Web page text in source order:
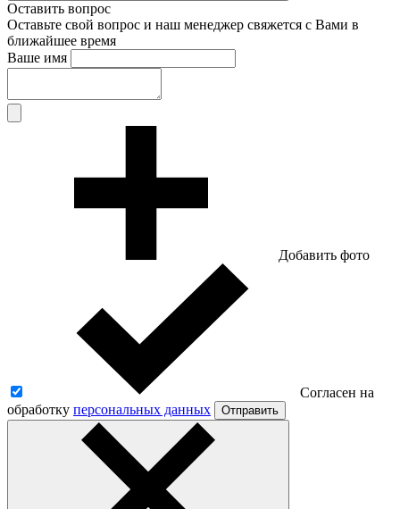
Оставить вопрос
Оставьте свой вопрос и наш менеджер свяжется с Вами в
ближайшее время
Ваше имя
Добавить фото
Согласен на
обработку персональных данных Отправить